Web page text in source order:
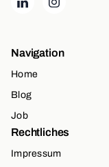
Navigation
Home
Blog
Job
Rechtliches
Impressum